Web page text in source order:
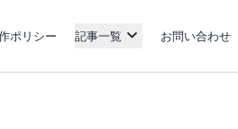
ポリシー 記事一覧 お問い合わせ